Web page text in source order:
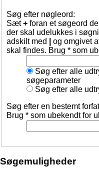
Søg efter nøgleord:
Sæt+ foran et søgeord
der skal udelukkes i
adskilt med
og omgivet
skal findes. Brug * som
Søg efter alle
søgeparameter
Søg efter alle
Søg efter en bestemt
Brug * som ubekendt for
Søgemuligheder